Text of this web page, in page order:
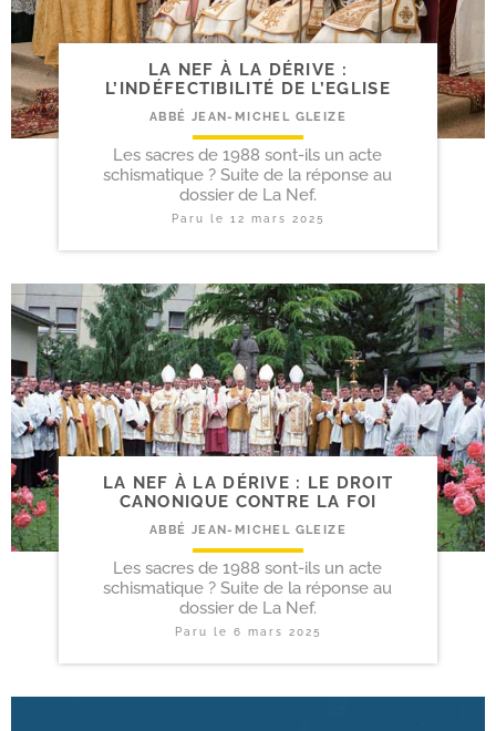
LA NEF À LA DÉRIVE :
L’INDÉFECTIBILITÉ DE L’EGLISE
ABBÉ JEAN-MICHEL GLEIZE
Les sacres de 1988 sont-ils un acte
schismatique ? Suite de la réponse au
dossier de La Nef.
Paru le 12 mars 2025
LA NEF À LA DÉRIVE : LE DROIT
CANONIQUE CONTRE LA FOI
ABBÉ JEAN-MICHEL GLEIZE
Les sacres de 1988 sont-ils un acte
schismatique ? Suite de la réponse au
dossier de La Nef.
Paru le 6 mars 2025